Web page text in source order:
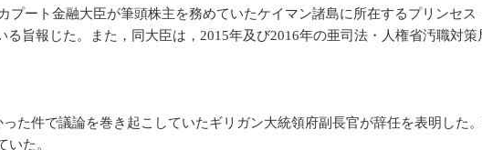
ート金融大臣が筆頭株主を務めていたケイマン諸島に所在するプリンセ
旨報じた。また，同大臣は，2015年及び2016年の亜司法・人権省汚職対
件で議論を巻き起こしていたギリガン大統領府副長官が辞任を表明した
た。